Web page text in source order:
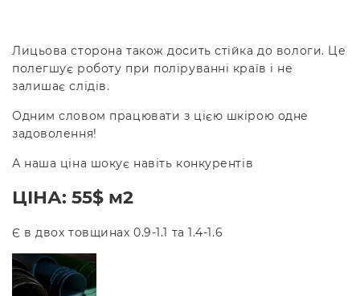
Лицьова сторона також досить стійка до вологи. Це
полегшує роботу при поліруванні країв і не
залишає слідів.
Одним словом працювати з цією шкірою одне
задоволення!
А наша ціна шокує навіть конкурентів
ЦІНА: 55$ м2
Є в двох товщинах 0.9-1.1 та 1.4-1.6